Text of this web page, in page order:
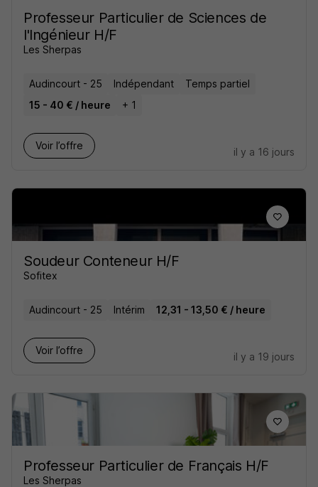
Professeur Particulier de Sciences de
l'Ingénieur H/F
Les Sherpas
Audincourt - 25 Indépendant
Temps partiel
15 - 40 € / heure
+ 1
Voir l’offre
il y a 16 jours
Soudeur Conteneur H/F
Sofitex
Audincourt - 25 Intérim 12,31 - 13,50 € / heure
Voir l’offre
il y a 19 jours
Professeur Particulier de Français H/F
Les Sherpas